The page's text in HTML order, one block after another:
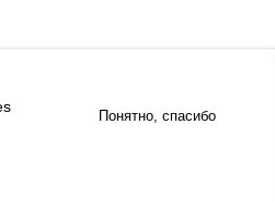
компании ООО
Site development:
Понятно, спасибо